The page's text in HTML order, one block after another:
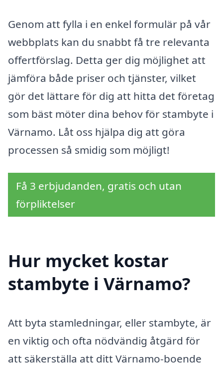
Genom att fylla i en enkel formulär på vår
webbplats kan du snabbt få tre relevanta
offertförslag. Detta ger dig möjlighet att
jämföra både priser och tjänster, vilket
gör det lättare för dig att hitta det företag
som bäst möter dina behov för stambyte i
Värnamo. Låt oss hjälpa dig att göra
processen så smidig som möjligt!
Få 3 erbjudanden, gratis och utan
förpliktelser
Hur mycket kostar
stambyte i Värnamo?
Att byta stamledningar, eller stambyte, är
en viktig och ofta nödvändig åtgärd för
att säkerställa att ditt Värnamo-boende